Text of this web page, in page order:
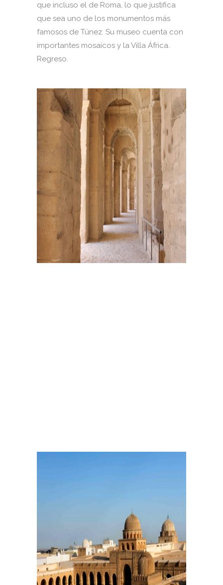
que incluso el de Roma, lo que justifica
que sea uno de los monumentos más
famosos de Túnez. Su museo cuenta con
importantes mosaicos y la Villa África.
Regreso.